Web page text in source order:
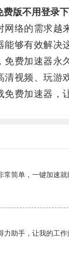
费版不用登录
的需求越来
有效解决这
加速器永久
频、玩游戏
加速器，让
简单，一键加速就
助手，让我的工